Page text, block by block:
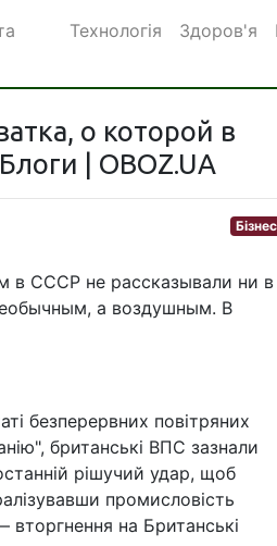
Технологія Здоров'я
о которой в
| OBOZ.UA
Бізнес
в СССР не рассказывали ни в
а воздушным. В
безперервних повітряних
британські ВПС зазнали
рішучий удар, щоб
промисловість
на Британські